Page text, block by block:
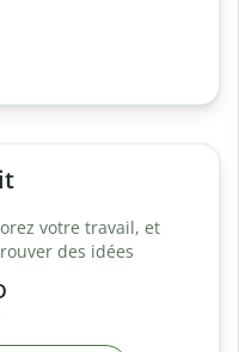
votre travail, et
des idées